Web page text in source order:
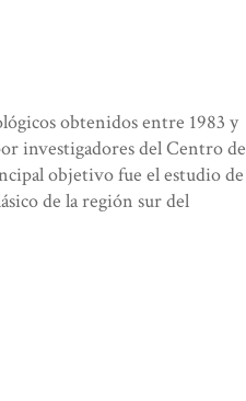
obtenidos entre 1983 y
investigadores del Centro de
objetivo fue el estudio de
de la región sur del